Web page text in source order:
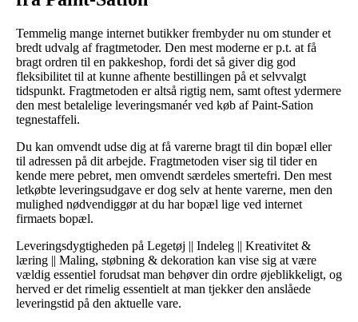
Temmelig mange internet butikker frembyder nu om stunder et
bredt udvalg af fragtmetoder. Den mest moderne er p.t. at få
bragt ordren til en pakkeshop, fordi det så giver dig god
fleksibilitet til at kunne afhente bestillingen på et selvvalgt
tidspunkt. Fragtmetoden er altså rigtig nem, samt oftest ydermere
den mest betalelige leveringsmanér ved køb af Paint-Sation
tegnestaffeli.
Du kan omvendt udse dig at få varerne bragt til din bopæl eller
til adressen på dit arbejde. Fragtmetoden viser sig til tider en
kende mere pebret, men omvendt særdeles smertefri. Den mest
letkøbte leveringsudgave er dog selv at hente varerne, men den
mulighed nødvendiggør at du har bopæl lige ved internet
firmaets bopæl.
Leveringsdygtigheden på Legetøj || Indeleg || Kreativitet &
læring || Maling, støbning & dekoration kan vise sig at være
vældig essentiel forudsat man behøver din ordre øjeblikkeligt, og
herved er det rimelig essentielt at man tjekker den anslåede
leveringstid på den aktuelle vare.